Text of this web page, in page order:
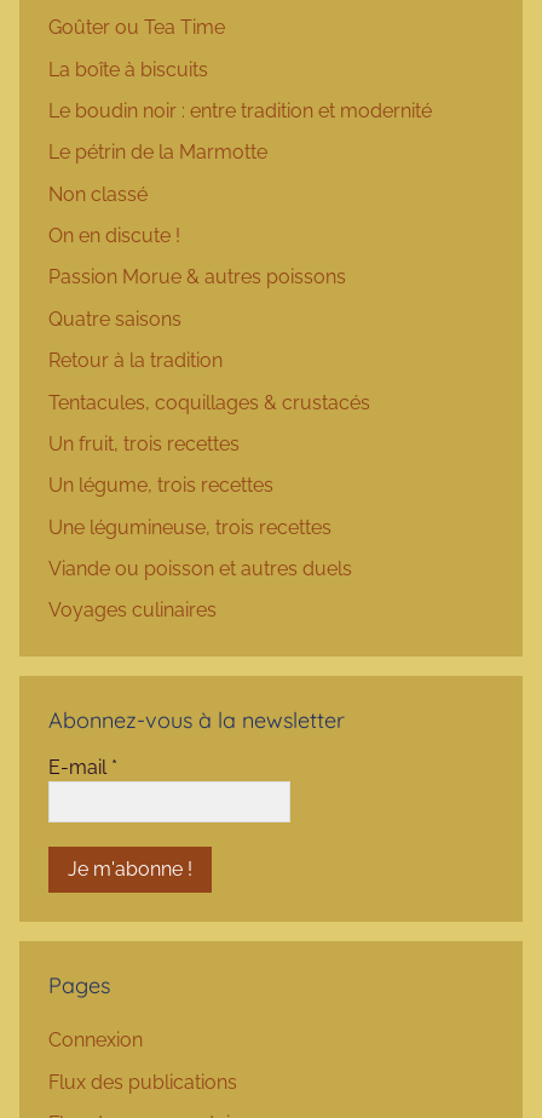
Goûter ou Tea Time
La boîte à biscuits
Le boudin noir : entre tradition et modernité
Le pétrin de la Marmotte
Non classé
On en discute !
Passion Morue & autres poissons
Quatre saisons
Retour à la tradition
Tentacules, coquillages & crustacés
Un fruit, trois recettes
Un légume, trois recettes
Une légumineuse, trois recettes
Viande ou poisson et autres duels
Voyages culinaires
Abonnez-vous à la newsletter
E-mail *
Pages
Connexion
Flux des publications